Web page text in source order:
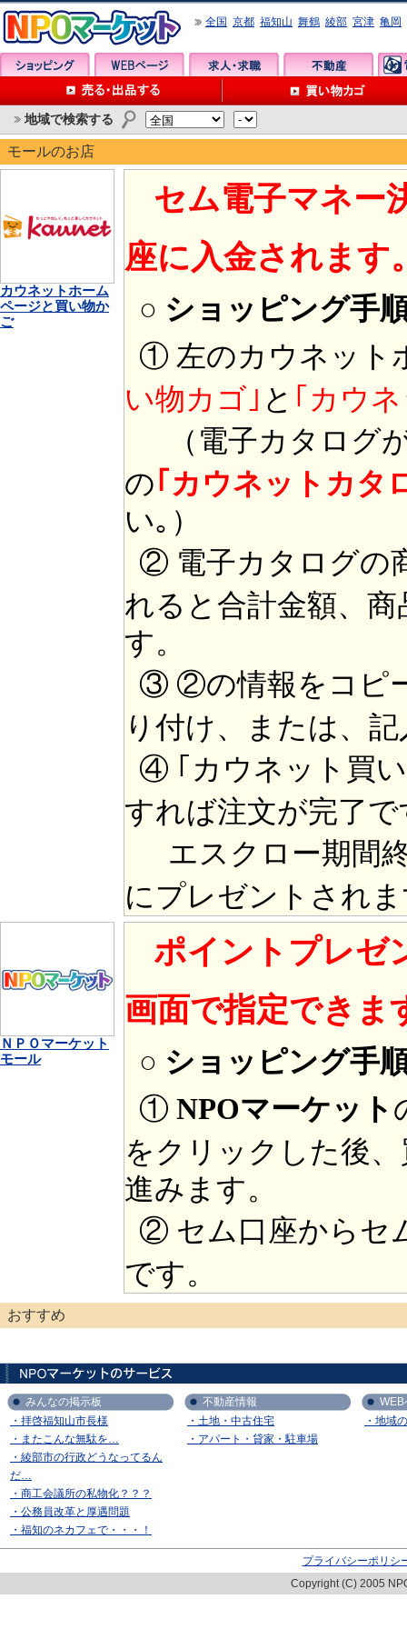
全国 京都 福知山 舞鶴 綾部 宮津 亀岡
地域で検索する
モールのお店
カウネットホーム
ページと買い物か
ご
セム電子マネー
座に入金されます
○ ショッピング手
① 左のカウネット
い物カゴ｣ と ｢カウ
（電子カタログ
の｢カウネットカタ
い｡）
② 電子カタログの
れると合計金額、
す。
③ ②の情報をコピ
り付け、または、
④ ｢カウネット買
すれば注文が完了で
エスクロー期間
にプレゼントされ
ＮＰＯマーケット
モール
ポイントプレゼ
画面で指定できま
○ ショッピング手
① NPOマーケット
をクリックした後
進みます。
② セム口座からセ
です。
おすすめ
みんなの掲示板
・拝啓福知山市長様
・またこんな無駄を…
・綾部市の行政どうなってるん
だ…
・商工会議所の私物化？？？
・公務員改革と厚遇問題
・福知のネカフェで・・・！
不動産情報
・土地・中古住宅
・アパート・貸家・駐車場
WEB
・地域
プライバシーポリシ
Copyright (C) 2005